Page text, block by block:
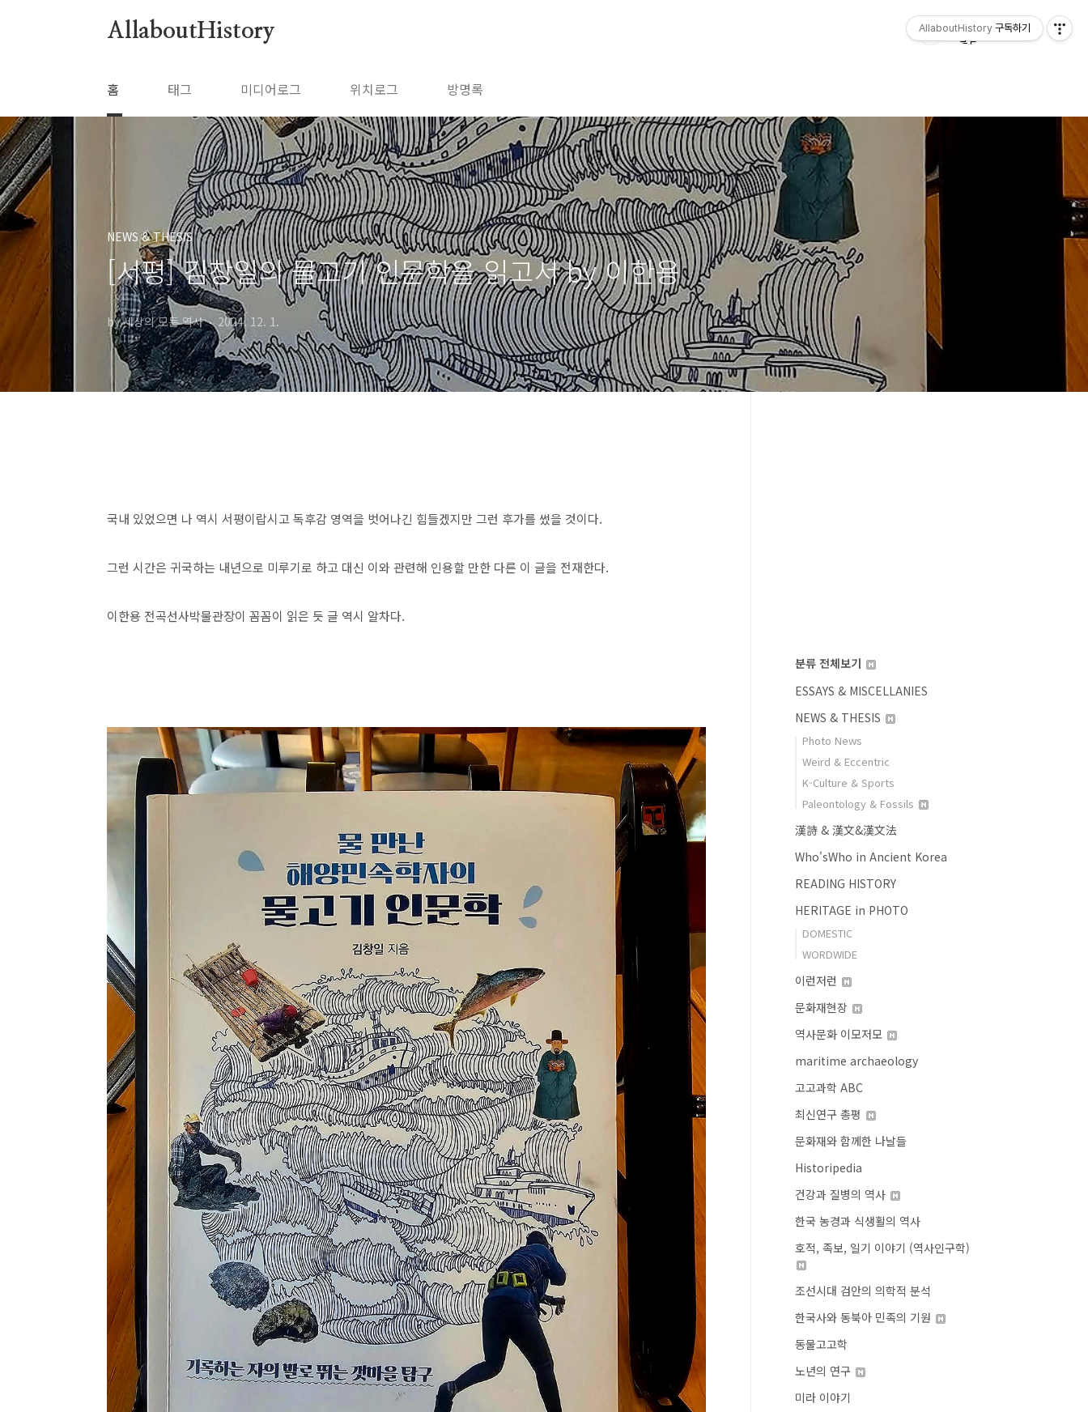
AllaboutHistory
홈 태그 미디어로그 위치로그 방명록
NEWS & THESIS
[서평] 김창일의 물고기 인문학을 읽고서 by 이한용
by 세상의 모든 역사 2024. 12. 1.
국내 있었으면 나 역시 서평이랍시고 독후감 영역을 벗어나긴 힘들겠지만 그런 후가를 썼을 것이다.
그런 시간은 귀국하는 내년으로 미루기로 하고 대신 이와 관련해 인용할 만한 다른 이 글을 전재한다.
이한용 전곡선사박물관장이 꼼꼼이 읽은 듯 글 역시 알차다.
분류 전체보기
ESSAYS & MISCELLANIES
NEWS & THESIS
Photo News
Weird & Eccentric
K-Culture & Sports
Paleontology & Fossils
漢詩 & 漢文&漢文法
Who'sWho in Ancient Korea
READING HISTORY
HERITAGE in PHOTO
DOMESTIC
WORDWIDE
이런저런
문화재현장
역사문화 이모저모
maritime archaeology
고고과학 ABC
최신연구 총평
문화재와 함께한 나날들
Historipedia
건강과 질병의 역사
한국 농경과 식생활의 역사
호적, 족보, 일기 이야기 (역사인구학)
조선시대 검안의 의학적 분석
한국사와 동북아 민족의 기원
동물고고학
노년의 연구
미라 이야기
AllaboutHistory 구독하기